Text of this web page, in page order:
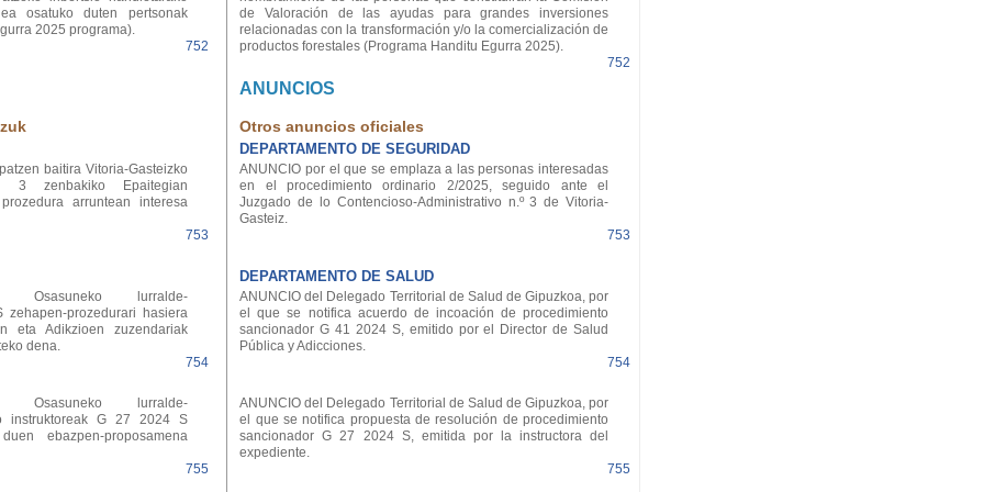
osatuko duten pertsonak
2025 programa).
752
de Valoración de las ayudas para grandes inversiones
relacionadas con la transformación y/o la comercialización de
productos forestales (Programa Handitu Egurra 2025).
752
ANUNCIOS
Otros anuncios oficiales
DEPARTAMENTO DE SEGURIDAD
baitira Vitoria-Gasteizko
3 zenbakiko Epaitegian
arruntean interesa
753
ANUNCIO por el que se emplaza a las personas interesadas
en el procedimiento ordinario 2/2025, seguido ante el
Juzgado de lo Contencioso-Administrativo n.º 3 de Vitoria-
Gasteiz.
753
DEPARTAMENTO DE SALUD
Osasuneko lurralde-
prozedurari hasiera
eta Adikzioen zuzendariak
dena.
754
ANUNCIO del Delegado Territorial de Salud de Gipuzkoa, por
el que se notifica acuerdo de incoación de procedimiento
sancionador G 41 2024 S, emitido por el Director de Salud
Pública y Adicciones.
754
Osasuneko lurralde-
instruktoreak G 27 2024 S
ebazpen-proposamena
755
ANUNCIO del Delegado Territorial de Salud de Gipuzkoa, por
el que se notifica propuesta de resolución de procedimiento
sancionador G 27 2024 S, emitida por la instructora del
expediente.
755